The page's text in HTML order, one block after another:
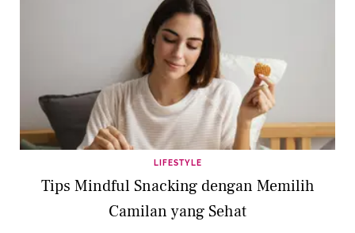
LIFESTYLE
Tips Mindful Snacking dengan Memilih
Camilan yang Sehat